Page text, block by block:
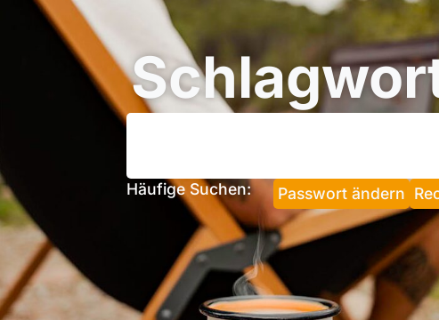
Häufige Suchen: Passwort ändern